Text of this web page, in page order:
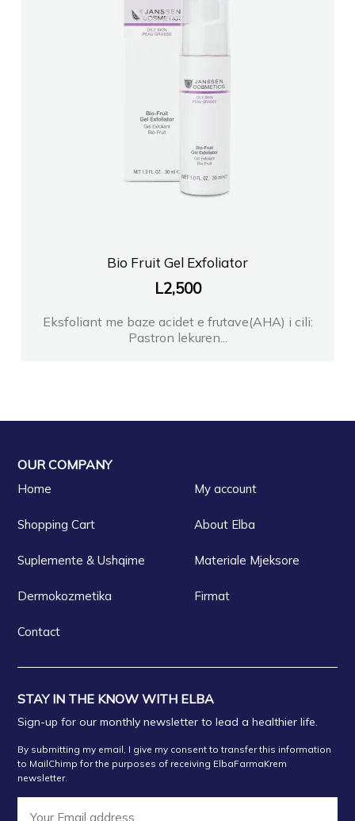
Bio Fruit Gel Exfoliator
L2,500
Eksfoliant me baze acidet e frutave(AHA) i cili:
Pastron lekuren...
OUR COMPANY
Home My account
Shopping Cart About Elba
Suplemente & Ushqime Materiale Mjeksore
Dermokozmetika Firmat
Contact
STAY IN THE KNOW WITH ELBA
Sign-up for our monthly newsletter to lead a healthier life.
By submitting my email, I give my consent to transfer this information
to MailChimp for the purposes of receiving ElbaFarmaKrem
newsletter.